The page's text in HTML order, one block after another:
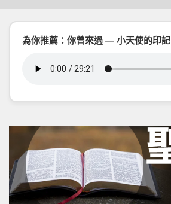
為你推薦：你曾來過 — 小天使的印記